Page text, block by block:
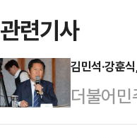
관련기사
김민석·강훈
더불어
안을 2월